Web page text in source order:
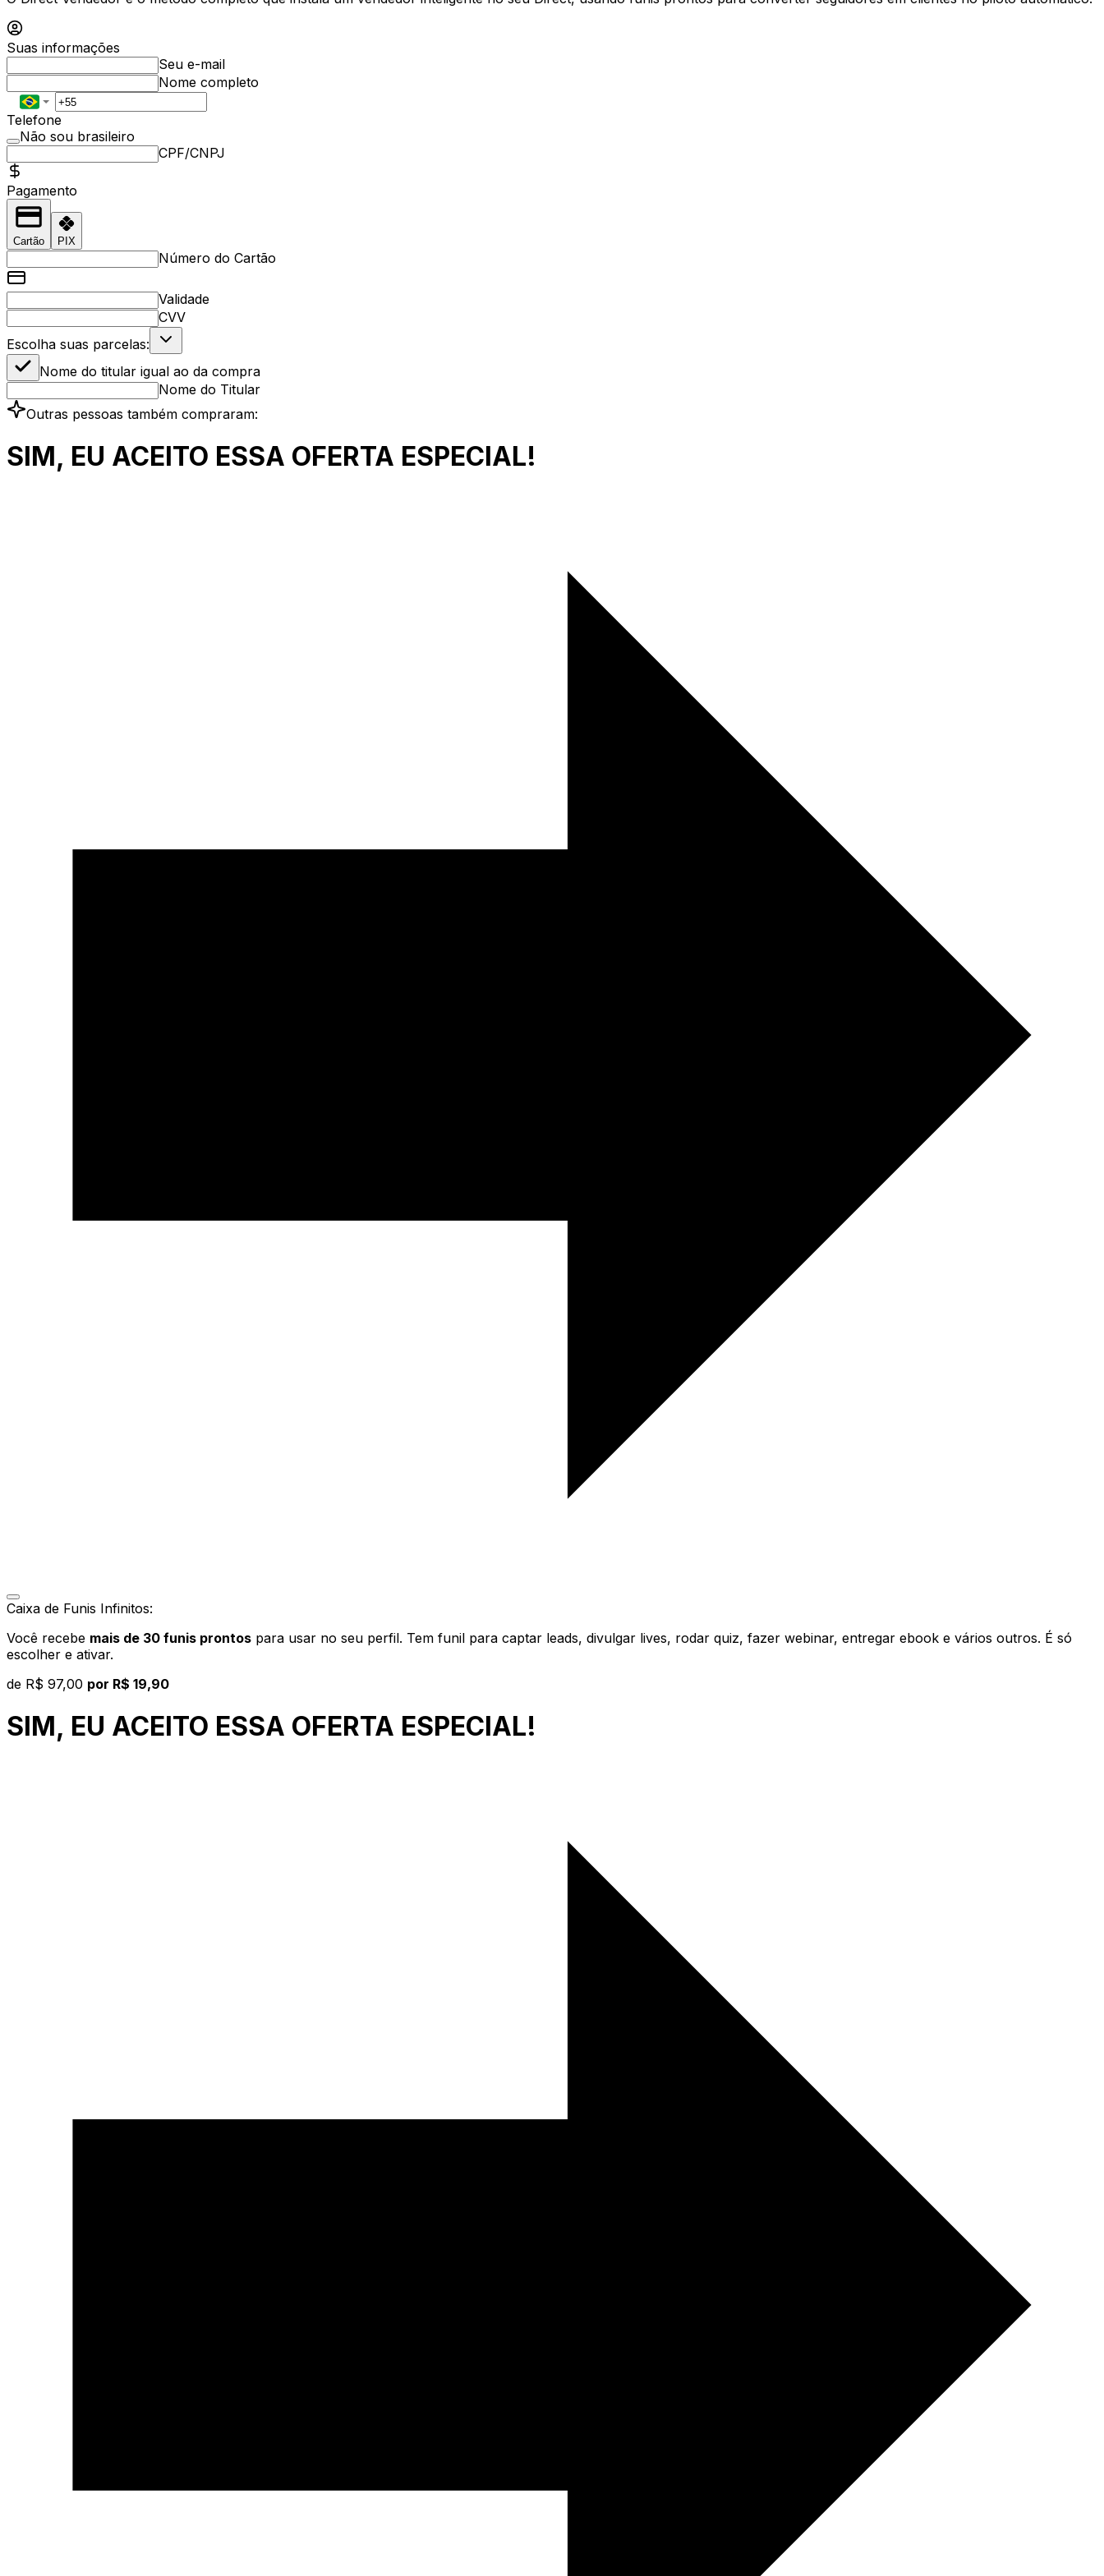
Suas informações
Seu e-mail
Nome completo
Telefone
Não sou brasileiro
CPF/CNPJ
Pagamento
Cartão PIX
Número do Cartão
Validade
CVV
Escolha suas parcelas:
Nome do titular igual ao da compra
Nome do Titular
Outras pessoas também compraram:
SIM, EU ACEITO ESSA OFERTA ESPECIAL!
Caixa de Funis Infinitos:
Você recebe mais de 30 funis prontos para usar no seu perfil. Tem funil para captar leads, divulgar lives, rodar quiz, fazer webinar, entregar ebook e vários outros. É só
escolher e ativar.
de R$ 97,00 por R$ 19,90
SIM, EU ACEITO ESSA OFERTA ESPECIAL!